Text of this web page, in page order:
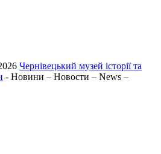
Чернівецький музей історії та
- Новини – Новости – News –